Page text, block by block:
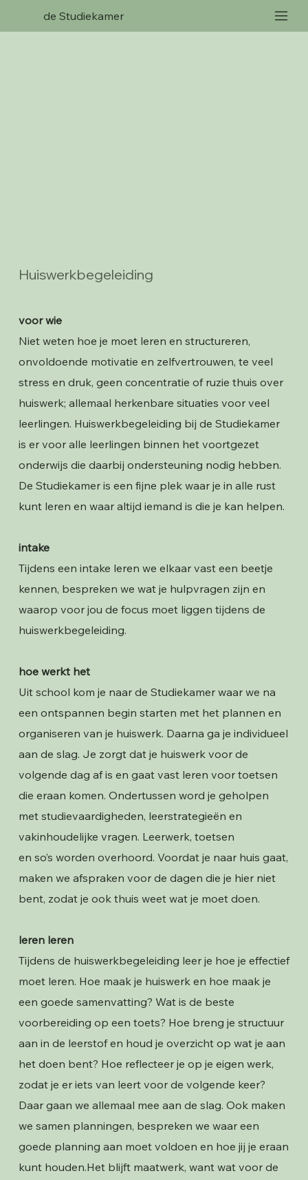
de Studiekamer
Huiswerkbegeleiding
voor wie
Niet weten hoe je moet leren en structureren,
onvoldoende motivatie en zelfvertrouwen, te veel
stress en druk, geen concentratie of ruzie thuis over
huiswerk; allemaal herkenbare situaties voor veel
leerlingen. Huiswerkbegeleiding bij de Studiekamer
is er voor alle leerlingen binnen het voortgezet
onderwijs die daarbij ondersteuning nodig hebben.
De Studiekamer is een fijne plek waar je in alle rust
kunt leren en waar altijd iemand is die je kan helpen.
intake
Tijdens een intake leren we elkaar vast een beetje
kennen, bespreken we wat je hulpvragen zijn en
waarop voor jou de focus moet liggen tijdens de
huiswerkbegeleiding.
hoe werkt het
Uit school kom je naar de Studiekamer waar we na
een ontspannen begin starten met het plannen en
organiseren van je huiswerk. Daarna ga je individueel
aan de slag. Je zorgt dat je huiswerk voor de
volgende dag af is en gaat vast leren voor toetsen
die eraan komen. Ondertussen word je geholpen
met studievaardigheden, leerstrategieën en
vakinhoudelijke vragen. Leerwerk, toetsen
en so’s worden overhoord. Voordat je naar huis gaat,
maken we afspraken voor de dagen die je hier niet
bent, zodat je ook thuis weet wat je moet doen.
leren leren
Tijdens de huiswerkbegeleiding leer je hoe je effectief
moet leren. Hoe maak je huiswerk en hoe maak je
een goede samenvatting? Wat is de beste
voorbereiding op een toets? Hoe breng je structuur
aan in de leerstof en houd je overzicht op wat je aan
het doen bent? Hoe reflecteer je op je eigen werk,
zodat je er iets van leert voor de volgende keer?
Daar gaan we allemaal mee aan de slag. Ook maken
we samen planningen, bespreken we waar een
goede planning aan moet voldoen en hoe jij je eraan
kunt houden.Het blijft maatwerk, want wat voor de